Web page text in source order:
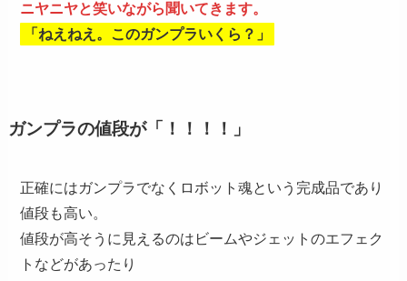
ニヤニヤと笑いながら聞いてきます。
「ねえねえ。このガンプラいくら？」
ガンプラの値段が「！！！！」
正確にはガンプラでなくロボット魂という完成品であり
値段も高い。
値段が高そうに見えるのはビームやジェットのエフェク
トなどがあったり